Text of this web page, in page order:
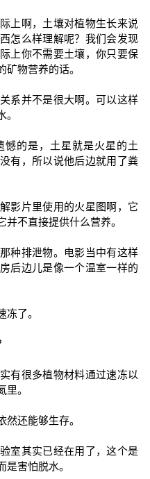
上啊，土壤对植物生长来说
怎么样理解呢？我们会发现
上你不需要土壤，你只要保
物营养的话。
系并不是很大啊。可以这样
憾的是，土星就是火星的土
有，所以说他后边就用了粪
影片里使用的火星图啊，它
不直接提供什么营养。
种排泄物。电影当中有这样
后边儿是像一个温室一样的
了。
有很多植物材料通过速冻以
。
还能够生存。
室其实已经在用了，这个是
害怕脱水。